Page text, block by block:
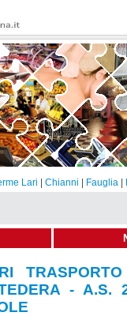
Lari Chianni Fauglia
- A.S.